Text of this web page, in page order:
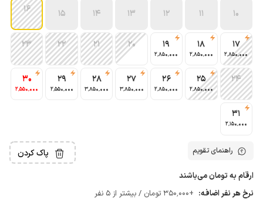
10
11
12
13
14
15
16
17
2٬850٬000
18
2٬850٬000
19
2٬850٬000
20
21
22
23
24
25
2٬850٬000
26
2٬850٬000
27
3٬850٬000
28
3٬850٬000
29
2٬550٬000
30
2٬550٬000
31
2٬150٬000
راهنمای تقویم پاک کردن
ارقام به تومان می‌باشند
نرخ هر نفر اضافه: +350٬000 تومان / بیشتر از 5 نفر